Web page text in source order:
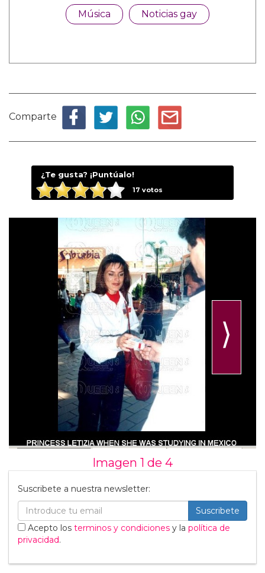
Música Noticias gay
Comparte
¿Te gusta? ¡Puntúalo!
17 votos
⟩
Imagen 1 de 4
Suscribete a nuestra newsletter:
Suscribete
Acepto los terminos y condiciones y la política de
privacidad.